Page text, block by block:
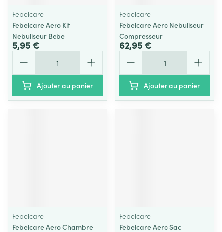
Febelcare
Febelcare Aero Kit
Nebuliseur Bebe
5,95 €
Ajouter au panier
Febelcare
Febelcare Aero Nebuliseur
Compresseur
62,95 €
Ajouter au panier
Febelcare
Febelcare Aero Chambre
Febelcare
Febelcare Aero Sac